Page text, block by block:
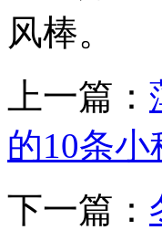
风棒。
上一篇：
的10条小
下一篇：